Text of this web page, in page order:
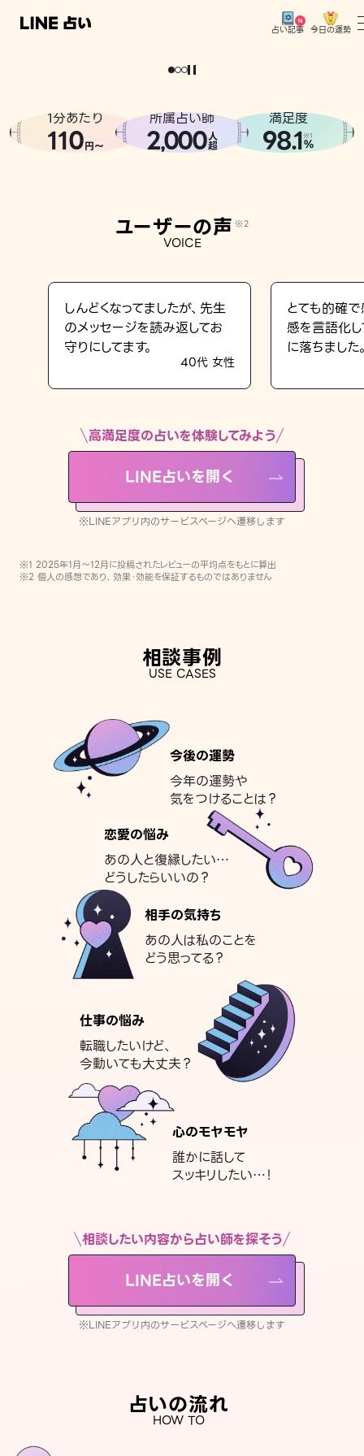
占い記事 今日の運勢
相談事例
LINE占いを開く
※LINEアプリ内のサービスページへ遷移します
どうせなら
。
1分あたり
110円〜
所属占い師
2,000人
超
満足度
98.1※1
%
ユーザーの声 ※2
VOICE
しんどくなってましたが、先生
のメッセージを読み返してお
守りにしてます。
40代 女性
とても的確
感を言語化
に落ちました
高満足度の占いを体験してみよう
LINE占いを開く
※LINEアプリ内のサービスページへ遷移します
※1 2025年1月〜12月に投稿されたレビューの平均点をもとに算出
※2 個人の感想であり、効果・効能を保証するものではありません
相談事例
USE CASES
今後の運勢
今年の運勢や
気をつけることは？
恋愛の悩み
あの人と復縁したい…
どうしたらいいの？
相手の気持ち
あの人は私のことを
どう思ってる？
仕事の悩み
転職したいけど、
今動いても大丈夫？
心のモヤモヤ
誰かに話して
スッキリしたい…！
相談したい内容から占い師を探そう
LINE占いを開く
※LINEアプリ内のサービスページへ遷移します
占いの流れ
HOW TO